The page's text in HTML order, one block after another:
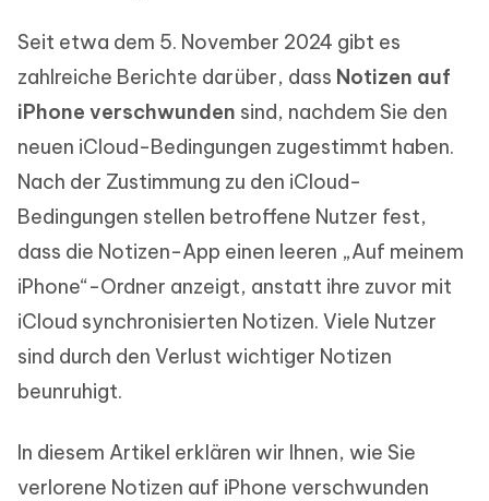
Seit etwa dem 5. November 2024 gibt es
zahlreiche Berichte darüber, dass Notizen auf
iPhone verschwunden sind, nachdem Sie den
neuen iCloud-Bedingungen zugestimmt haben.
Nach der Zustimmung zu den iCloud-
Bedingungen stellen betroffene Nutzer fest,
dass die Notizen-App einen leeren „Auf meinem
iPhone“-Ordner anzeigt, anstatt ihre zuvor mit
iCloud synchronisierten Notizen. Viele Nutzer
sind durch den Verlust wichtiger Notizen
beunruhigt.
In diesem Artikel erklären wir Ihnen, wie Sie
verlorene Notizen auf iPhone verschwunden